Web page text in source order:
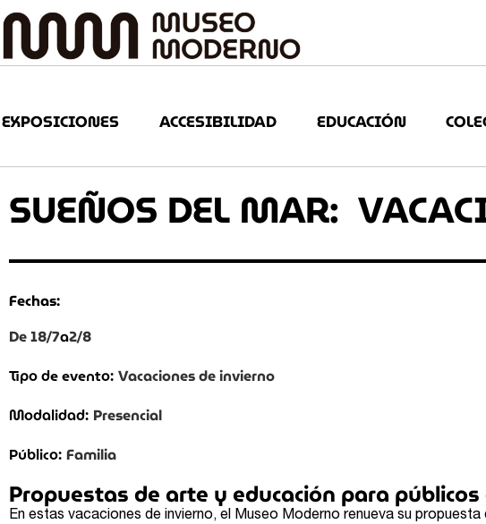
EXPOSICIONES ACCESIBILIDAD EDUCACIÓN
SUEÑOS DEL MAR:
Fechas:
De 18/7a2/8
Tipo de evento: Vacaciones de invierno
Modalidad: Presencial
Público: Familia
Propuestas de arte y educación para
En estas vacaciones de invierno, el Museo Moderno renueva su